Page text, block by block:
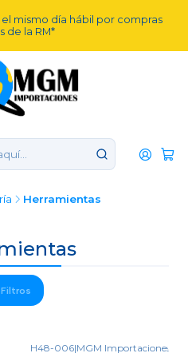
mismo día hábil por compras
de la RM*
Herramientas
Filtros
H48-006|MGM Importaciones